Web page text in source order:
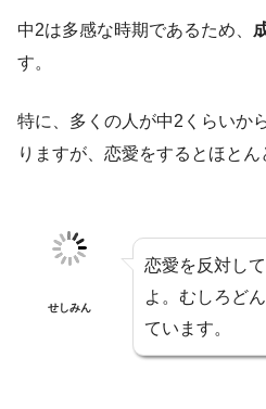
中2は多感な時期であるため、
す。
特に、多くの人が中2くらいか
りますが、恋愛をするとほとん
せしみん
恋愛を反対し
よ。むしろど
ています。